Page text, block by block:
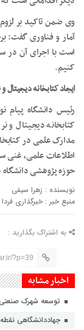
وی ضمن تاکید بر
آمار و فناوری گفت:
کنیم.
ایجاد کتابخانه دیجیتال
رئیس دانشگاه پیام
کتابخانه دیجیتال و
مدارک علمی در
اطلاعات علمی، غنی
حوزه پژوهشی دانشگاه دانست
نویسنده : زهرا سیفی
منبع خبر : خبرگذاری فردا
به اشتراک بگذارید :
?p=39
اخبار مشابه
توسعه شهرک صنعتی
جهاددانشگاهی